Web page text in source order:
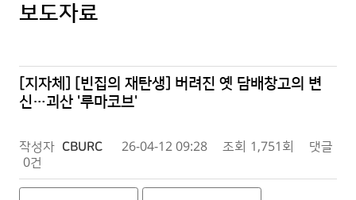
보도자료
[지자체] [빈집의 재탄생] 버려진 옛 담배창고의 변
신…괴산 '루마코브'
작성자 CBURC 26-04-12 09:28 조회 1,751회
댓글
0건